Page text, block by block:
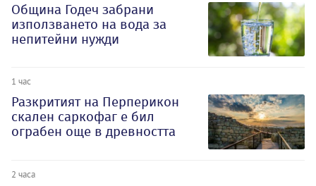
Община Годеч забрани
използването на вода за
непитейни нужди
1 час
Разкритият на Перперикон
скален саркофаг е бил
ограбен още в древността
2 часа